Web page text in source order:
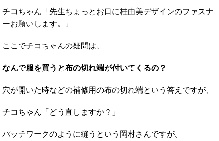
チコちゃん「先生ちょっとお口に桂由美デザインのファスナ
ーお願いします。」
ここでチコちゃんの疑問は、
なんで服を買うと布の切れ端が付いてくるの？
穴が開いた時などの補修用の布の切れ端という答えですが、
チコちゃん「どう直しますか？」
パッチワークのように縫うという岡村さんですが、